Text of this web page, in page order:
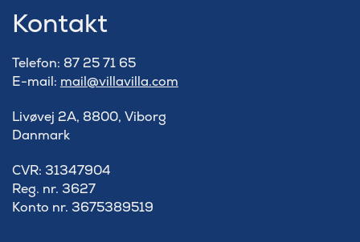
Kontakt
Telefon: 87 25 71 65
E-mail: mail@villavilla.com
Livøvej 2A, 8800, Viborg
Danmark
​CVR: 31347904
Reg. nr. 3627
Konto nr. 3675389519